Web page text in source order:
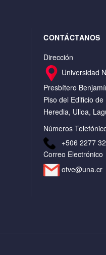
CONTÁCTANOS
Dirección
Universidad
Presbítero
Piso del Edificio
Heredia, Ulloa,
Números
+506 2277
Correo Electrónico
otve@una.cr